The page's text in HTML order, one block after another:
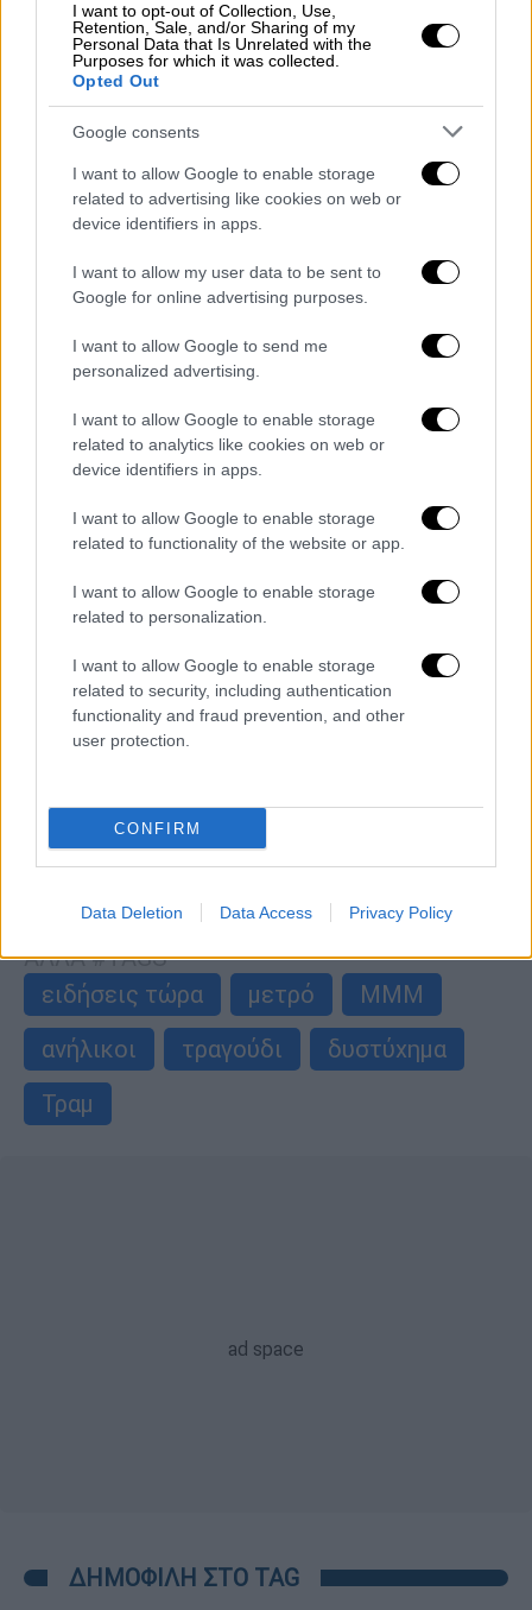
I want to opt-out of Collection, Use,
Retention, Sale, and/or Sharing of my
Personal Data that Is Unrelated with the
Purposes for which it was collected.
Opted Out
Google consents
I want to allow Google to enable storage
related to advertising like cookies on web or
device identifiers in apps.
I want to allow my user data to be sent to
Google for online advertising purposes.
I want to allow Google to send me
personalized advertising.
I want to allow Google to enable storage
related to analytics like cookies on web or
device identifiers in apps.
I want to allow Google to enable storage
related to functionality of the website or app.
I want to allow Google to enable storage
related to personalization.
I want to allow Google to enable storage
related to security, including authentication
functionality and fraud prevention, and other
user protection.
CONFIRM
Data Deletion Data Access Privacy Policy
Ελλάδα|25.04.2026 22:09
Ένοπλες ληστείες από ανήλικους στα
Νότια Προάστια: Βίντεο ντοκουμέντα
και καταδίωξη πριν συλληφθούν
Έξι ληστείες και μια κλοπή μοτοσικλέτας -
Σε τρεις περιοχές η δράση τους
Ελλάδα|16.04.2026 16:27
Τέλος το μυστήριο με το τσιμέντο που
ξεπήδησε από τα έγκατα της Κυψέλης -
Τι αναφέρει η Ελληνικό Μετρό
ΑΛΛΑ #TAGS
ειδήσεις τώρα
μετρό
ΜΜΜ
ανήλικοι
τραγούδι
δυστύχημα
Τραμ
ΔΗΜΟΦΙΛΗ ΣΤΟ TAG